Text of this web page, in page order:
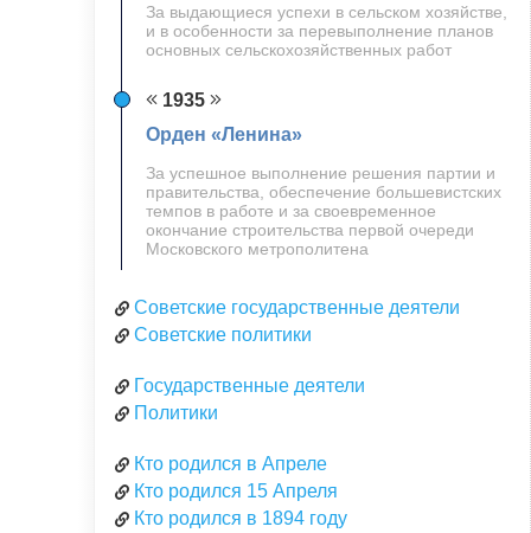
За выдающиеся успехи в сельском хозяйстве,
и в особенности за перевыполнение планов
основных сельскохозяйственных работ
1935
Орден «Ленина»
За успешное выполнение решения партии и
правительства, обеспечение большевистских
темпов в работе и за своевременное
окончание строительства первой очереди
Московского метрополитена
Советские государственные деятели
Советские политики
Государственные деятели
Политики
Кто родился в Апреле
Кто родился 15 Апреля
Кто родился в 1894 году